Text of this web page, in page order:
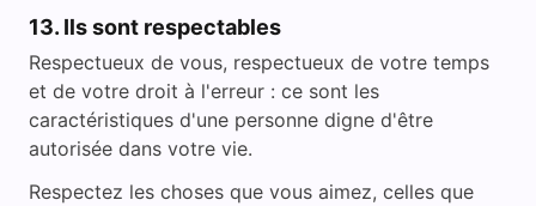
13. Ils sont respectables
Respectueux de vous, respectueux de votre temps
et de votre droit à l'erreur : ce sont les
caractéristiques d'une personne digne d'être
autorisée dans votre vie.
Respectez les choses que vous aimez, celles que